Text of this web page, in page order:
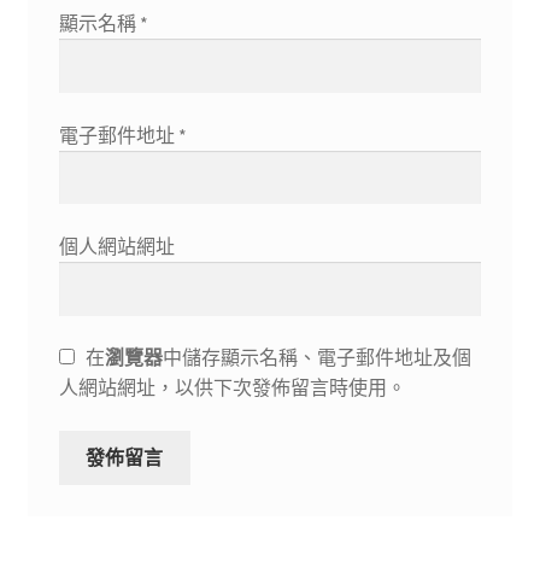
顯示名稱 *
電子郵件地址 *
個人網站網址
在瀏覽器中儲存顯示名稱、電子郵件地址及個
人網站網址，以供下次發佈留言時使用。